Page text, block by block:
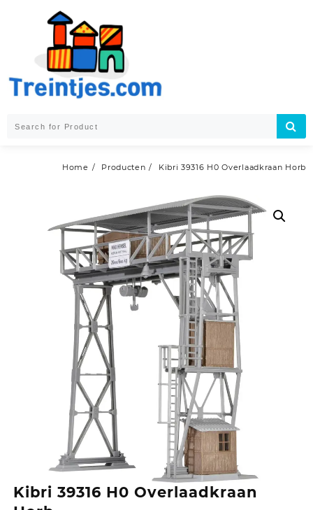
Home Producten Kibri 39316 H0 Overlaadkraan Horb
Kibri 39316 H0 Overlaadkraan